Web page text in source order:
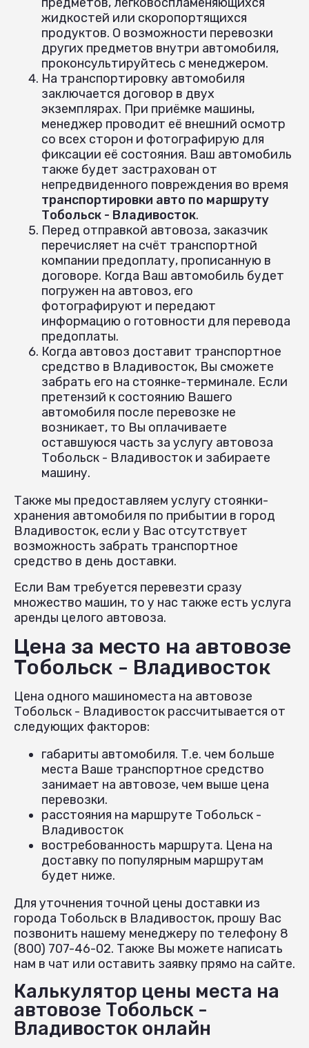
жидкостей или скоропортящихся
продуктов. О возможности перевозки
других предметов внутри автомобиля,
проконсультируйтесь с менеджером.
На транспортировку автомобиля
заключается договор в двух
экземплярах. При приёмке машины,
менеджер проводит её внешний осмотр
со всех сторон и фотографирую для
фиксации её состояния. Ваш автомобиль
также будет застрахован от
непредвиденного повреждения во время
транспортировки авто по маршруту
Тобольск - Владивосток.
Перед отправкой автовоза, заказчик
перечисляет на счёт транспортной
компании предоплату, прописанную в
договоре. Когда Ваш автомобиль будет
погружен на автовоз, его
фотографируют и передают
информацию о готовности для перевода
предоплаты.
Когда автовоз доставит транспортное
средство в Владивосток, Вы сможете
забрать его на стоянке-терминале. Если
претензий к состоянию Вашего
автомобиля после перевозке не
возникает, то Вы оплачиваете
оставшуюся часть за услугу автовоза
Тобольск - Владивосток и забираете
машину.
Также мы предоставляем услугу стоянки-
хранения автомобиля по прибытии в город
Владивосток, если у Вас отсутствует
возможность забрать транспортное
средство в день доставки.
Если Вам требуется перевезти сразу
множество машин, то у нас также есть услуга
аренды целого автовоза.
Цена за место на автовозе
Тобольск - Владивосток
Цена одного машиноместа на автовозе
Тобольск - Владивосток рассчитывается от
следующих факторов:
габариты автомобиля. Т.е. чем больше
места Ваше транспортное средство
занимает на автовозе, чем выше цена
перевозки.
расстояния на маршруте Тобольск -
Владивосток
востребованность маршрута. Цена на
доставку по популярным маршрутам
будет ниже.
Для уточнения точной цены доставки из
города Тобольск в Владивосток, прошу Вас
позвонить нашему менеджеру по телефону 8
(800) 707-46-02. Также Вы можете написать
нам в чат или оставить заявку прямо на сайте.
Калькулятор цены места на
автовозе Тобольск -
Владивосток онлайн